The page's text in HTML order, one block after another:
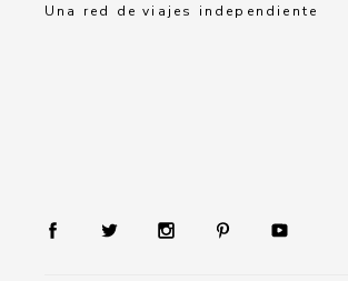
Una red de viajes independiente